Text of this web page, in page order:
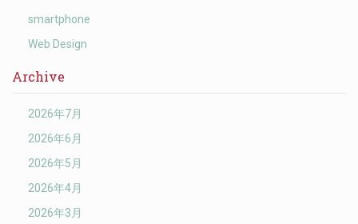
smartphone
Web Design
Archive
2026年7月
2026年6月
2026年5月
2026年4月
2026年3月